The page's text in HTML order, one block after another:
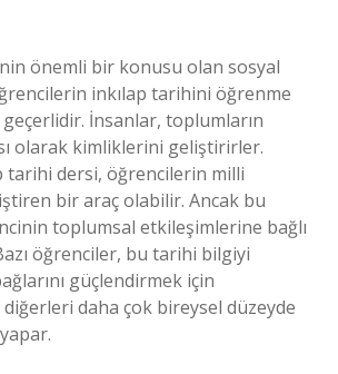
önemli bir konusu olan sosyal
inkılap tarihini öğrenme
İnsanlar, toplumların
olarak kimliklerini geliştirirler.
tarihi dersi, öğrencilerin milli
bir araç olabilir. Ancak bu
toplumsal etkileşimlerine bağlı
öğrenciler, bu tarihi bilgiyi
güçlendirmek için
daha çok bireysel düzeyde